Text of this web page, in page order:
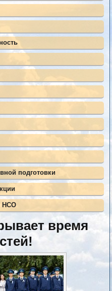
подготовки
НСО
время